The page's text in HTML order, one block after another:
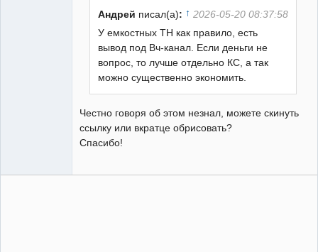
Андрей писал(а): ↑ 2026-05-20 08:37:58
У емкостных ТН как правило, есть
вывод под Вч-канал. Если деньги не
вопрос, то лучше отдельно КС, а так
можно существенно экономить.
Честно говоря об этом незнал, можете скинуть
ссылку или вкратце обрисовать?
Спасибо!